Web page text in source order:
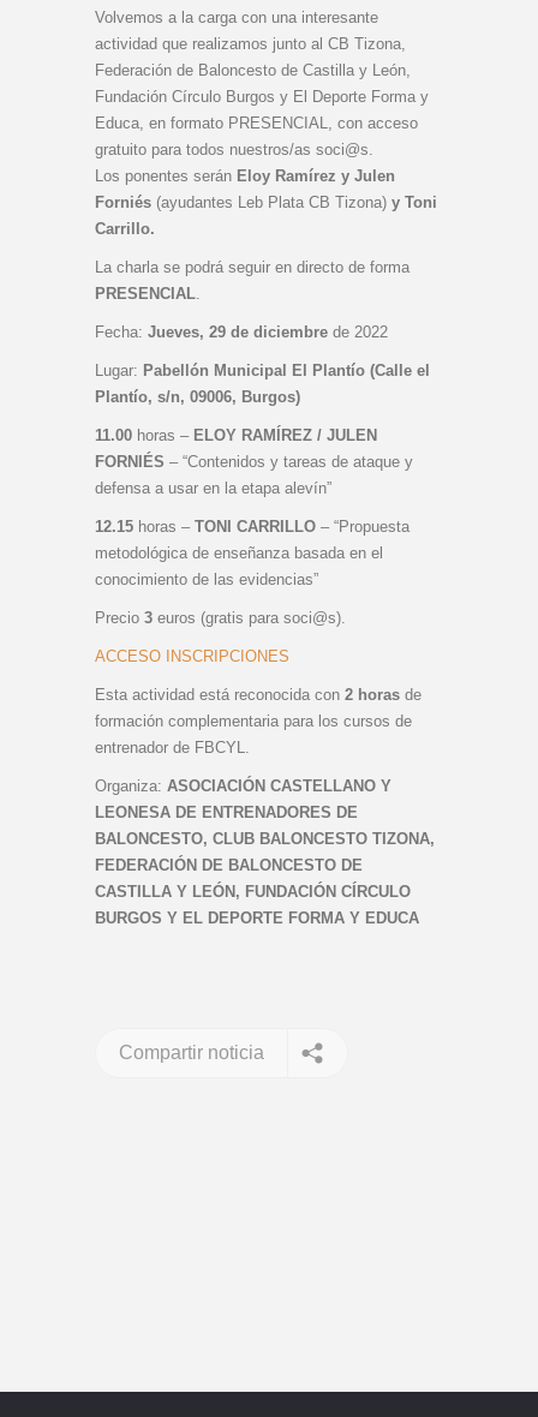
Volvemos a la carga con una interesante
actividad que realizamos junto al CB Tizona,
Federación de Baloncesto de Castilla y León,
Fundación Círculo Burgos y El Deporte Forma y
Educa, en formato PRESENCIAL, con acceso
gratuito para todos nuestros/as soci@s.
Los ponentes serán Eloy Ramírez y Julen
Forniés (ayudantes Leb Plata CB Tizona) y Toni
Carrillo.
La charla se podrá seguir en directo de forma
PRESENCIAL.
Fecha: Jueves, 29 de diciembre de 2022
Lugar: Pabellón Municipal El Plantío (Calle el
Plantío, s/n, 09006, Burgos)
11.00 horas – ELOY RAMÍREZ / JULEN
FORNIÉS – “Contenidos y tareas de ataque y
defensa a usar en la etapa alevín”
12.15 horas – TONI CARRILLO – “Propuesta
metodológica de enseñanza basada en el
conocimiento de las evidencias”
Precio 3 euros (gratis para soci@s).
ACCESO INSCRIPCIONES
Esta actividad está reconocida con 2 horas de
formación complementaria para los cursos de
entrenador de FBCYL.
Organiza: ASOCIACIÓN CASTELLANO Y
LEONESA DE ENTRENADORES DE
BALONCESTO, CLUB BALONCESTO TIZONA,
FEDERACIÓN DE BALONCESTO DE
CASTILLA Y LEÓN, FUNDACIÓN CÍRCULO
BURGOS Y EL DEPORTE FORMA Y EDUCA
Compartir noticia